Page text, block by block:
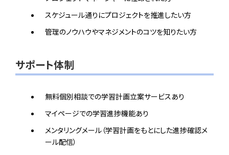
スケジュール通りにプロジェクトを推進したい方
管理のノウハウやマネジメントのコツを知りたい方
サポート体制
無料個別相談での学習計画立案サービスあり
マイページでの学習進捗機能あり
メンタリングメール（学習計画をもとにした進捗確認メ
ール配信）